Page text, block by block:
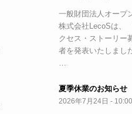
一般財団法人オープ
株式会社LecoSは、
クセス・ストーリー
者を発表いたしま
…
夏季休業のお知らせ
2026年7月24日 - 10:00